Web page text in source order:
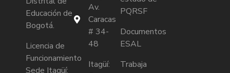
Educación de
Bogotá.
Licencia de
Funcionamiento
Sede Itagüí:
Av.
Caracas
# 34-
48
Itagüí:
PQRSF
Documentos
ESAL
Trabaja